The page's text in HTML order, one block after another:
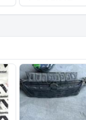
ŞÖFÖR TARAFI